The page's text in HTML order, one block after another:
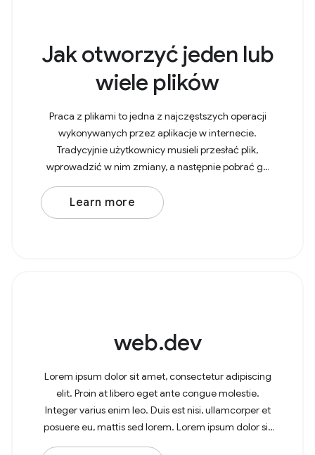
Jak otworzyć jeden lub
wiele plików
Praca z plikami to jedna z najczęstszych operacji
wykonywanych przez aplikacje w internecie.
Tradycyjnie użytkownicy musieli przesłać plik,
wprowadzić w nim zmiany, a następnie pobrać go
ponownie, co powodowało utworzenie kopii w
folderze
Learn more
web.dev
Lorem ipsum dolor sit amet, consectetur adipiscing
elit. Proin at libero eget ante congue molestie.
Integer varius enim leo. Duis est nisi, ullamcorper et
posuere eu, mattis sed lorem. Lorem ipsum dolor sit
amet, consectetur adipiscing elit. In at